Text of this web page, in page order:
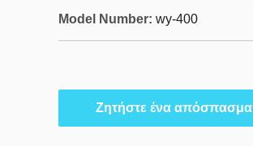
Model Number: wy-400
Ζητήστε ένα απόσπασμα